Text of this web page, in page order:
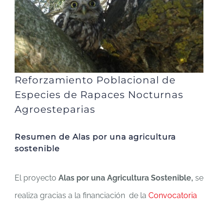
Reforzamiento Poblacional de
Especies de Rapaces Nocturnas
Agroesteparias
Resumen de Alas por una agricultura
sostenible
El proyecto Alas por una Agricultura Sostenible, se
realiza gracias a la financiación de la Convocatoria